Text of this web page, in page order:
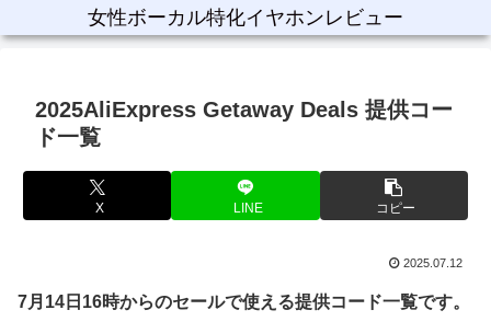
女性ボーカル特化イヤホンレビュー
2025AliExpress Getaway Deals 提供コー
ド一覧
X LINE コピー
2025.07.12
7月14日16時からのセールで使える提供コード一覧です。